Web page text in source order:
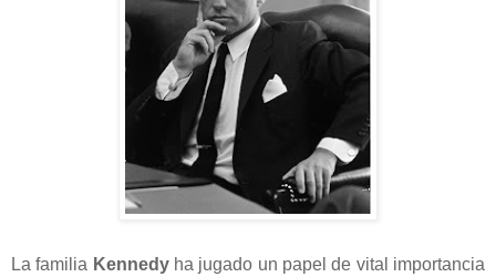
La familia Kennedyha jugado un papel de vital importancia